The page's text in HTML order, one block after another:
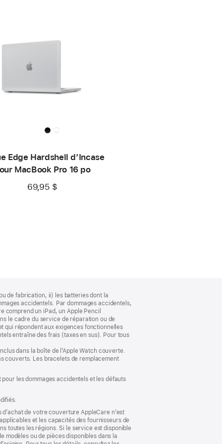
Edge Hardshell d’Incase
MacBook Pro 16 po
69,95 $
de fabrication, ii) les batteries dont la
accidentels. Par dommages accidentels,
comprend un iPad, un Apple Pencil
le cadre du service de réparation ou de
qui répondent aux exigences fonctionnelles
entraîne des frais (taxes en sus). Pour tous
dans la boîte de l’Apple Watch couverte.
couverts. Les bracelets de remplacement
les dommages accidentels et les défauts
de votre couverture AppleCare n’est
et les capacités des fournisseurs de
toutes les régions. Si le service est disponible
ou de pièces disponibles dans la